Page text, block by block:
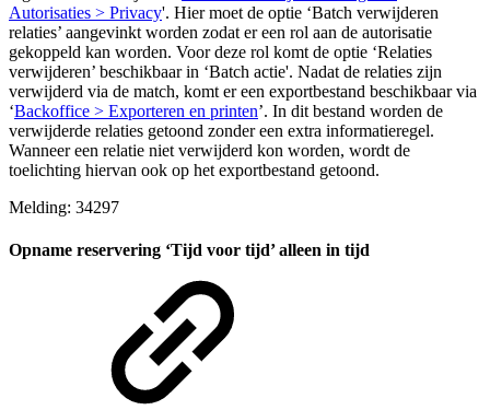
Autorisaties > Privacy'. Hier moet de optie ‘Batch verwijderen
relaties’ aangevinkt worden zodat er een rol aan de autorisatie
gekoppeld kan worden. Voor deze rol komt de optie ‘Relaties
verwijderen’ beschikbaar in ‘Batch actie'. Nadat de relaties zijn
verwijderd via de match, komt er een exportbestand beschikbaar via
‘Backoffice > Exporteren en printen’. In dit bestand worden de
verwijderde relaties getoond zonder een extra informatieregel.
Wanneer een relatie niet verwijderd kon worden, wordt de
toelichting hiervan ook op het exportbestand getoond.
Melding: 34297
Opname reservering ‘Tijd voor tijd’ alleen in tijd